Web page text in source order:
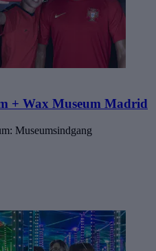
+ Wax Museum Madrid
Museumsindgang